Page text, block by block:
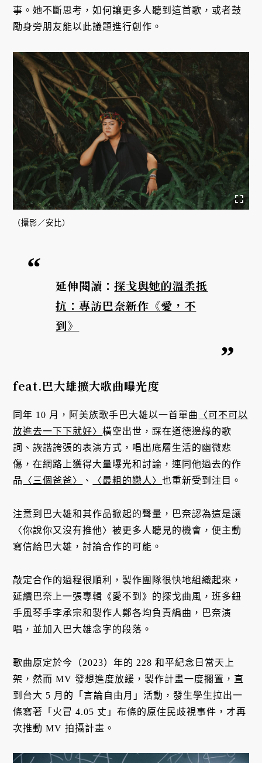
事。她不斷思考，如何讓更多人聽到這首歌，或者鼓
勵身旁朋友能以此議題進行創作。
（攝影／安比）
延伸閱讀：探戈與她的溫柔抵
抗：專訪巴奈新作《愛，不
到》
feat.巴大雄擴大歌曲曝光度
同年 10 月，阿美族歌手巴大雄以一首單曲
〈可不可以
放進去一下下就好〉橫空出世，踩在道德邊緣的歌
詞、詼諧誇張的表演方式，唱出底層生活的幽微悲
傷，在網路上獲得大量曝光和討論，連同他過去的作
品
〈三個爸爸〉 、 〈最粗的戀人〉也重新受到注目。
注意到巴大雄和其作品掀起的聲量，巴奈認為這是讓
〈你說你又沒有推他〉被更多人聽見的機會，便主動
寫信給巴大雄，討論合作的可能。
敲定合作的過程很順利，製作團隊很快地組織起來，
延續巴奈上一張專輯《愛不到》的探戈曲風，班多鈕
手風琴手李承宗和製作人鄭各均負責編曲，巴奈演
唱，並加入巴大雄念字的段落。
歌曲原定於今（2023）年的 228 和平紀念日當天上
架，然而 MV 發想進度放緩，製作計畫一度擱置，直
到台大 5 月的「言論自由月」活動，發生學生拉出一
條寫著「火冒 4.05 丈」布條的原住民歧視事件，才再
次推動 MV 拍攝計畫。